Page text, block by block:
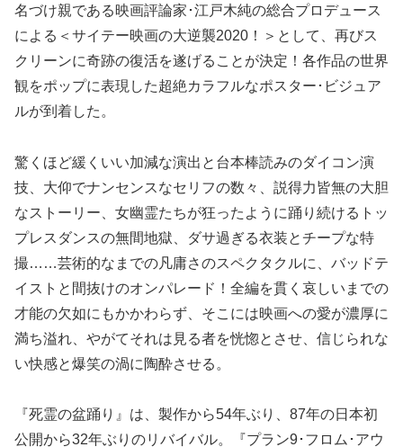
名づけ親である映画評論家･江戸木純の総合プロデュース
による＜サイテー映画の大逆襲2020！＞として、再びス
クリーンに奇跡の復活を遂げることが決定！各作品の世界
観をポップに表現した超絶カラフルなポスター･ビジュア
ルが到着した。
驚くほど緩くいい加減な演出と台本棒読みのダイコン演
技、大仰でナンセンスなセリフの数々、説得力皆無の大胆
なストーリー、女幽霊たちが狂ったように踊り続けるトッ
プレスダンスの無間地獄、ダサ過ぎる衣装とチープな特
撮……芸術的なまでの凡庸さのスペクタクルに、バッドテ
イストと間抜けのオンパレード！全編を貫く哀しいまでの
才能の欠如にもかかわらず、そこには映画への愛が濃厚に
満ち溢れ、やがてそれは見る者を恍惚とさせ、信じられな
い快感と爆笑の渦に陶酔させる。
『死霊の盆踊り』は、製作から54年ぶり、87年の日本初
公開から32年ぶりのリバイバル。『プラン9･フロム･アウ